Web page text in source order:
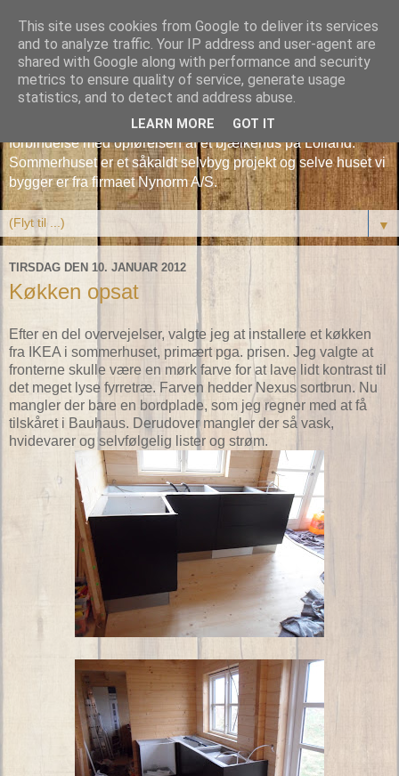
En blog om et
sommerhusbyggeri
Bloggen beskriver de udfordringer som vi støder på, i
forbindelse med opførelsen af et bjælkehus på Lolland.
Sommerhuset er et såkaldt selvbyg projekt og selve huset vi
bygger er fra firmaet Nynorm A/S.
▼
TIRSDAG DEN 10. JANUAR 2012
Køkken opsat
Efter en del overvejelser, valgte jeg at installere et køkken
fra IKEA i sommerhuset, primært pga. prisen. Jeg valgte at
fronterne skulle være en mørk farve for at lave lidt kontrast til
det meget lyse fyrretræ. Farven hedder Nexus sortbrun. Nu
mangler der bare en bordplade, som jeg regner med at få
tilskåret i Bauhaus. Derudover mangler der så vask,
hvidevarer og selvfølgelig lister og strøm.
This site uses cookies from Google to deliver its services
and to analyze traffic. Your IP address and user-agent are
shared with Google along with performance and security
metrics to ensure quality of service, generate usage
statistics, and to detect and address abuse.
LEARN MORE GOT IT